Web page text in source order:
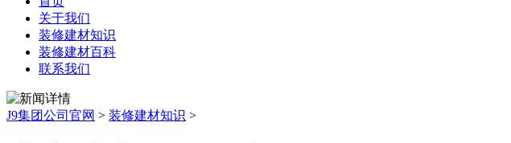
关于我们
装修建材知识
装修建材百科
联系我们
J9集团公司官网 > 装修建材知识 >